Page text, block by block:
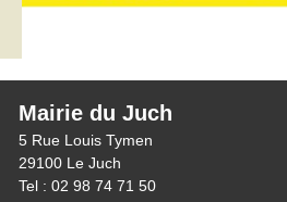
Mairie du Juch
5 Rue Louis Tymen
29100 Le Juch
Tel : 02 98 74 71 50